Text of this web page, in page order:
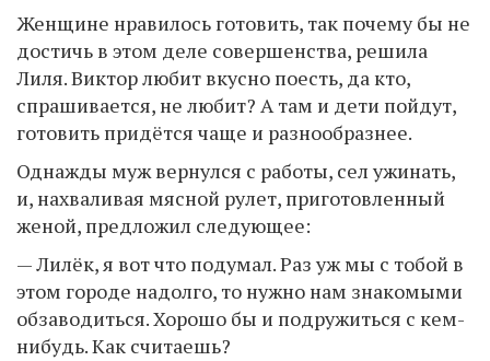
Женщине нравилось готовить, так почему бы не
достичь в этом деле совершенства, решила
Лиля. Виктор любит вкусно поесть, да кто,
спрашивается, не любит? А там и дети пойдут,
готовить придётся чаще и разнообразнее.
Однажды муж вернулся с работы, сел ужинать,
и, нахваливая мясной рулет, приготовленный
женой, предложил следующее:
— Лилёк, я вот что подумал. Раз уж мы с тобой в
этом городе надолго, то нужно нам знакомыми
обзаводиться. Хорошо бы и подружиться с кем-
нибудь. Как считаешь?